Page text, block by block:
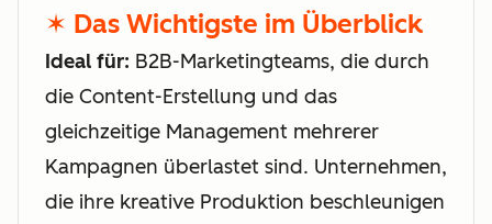
✶ Das Wichtigste im Überblick
Ideal für: B2B-Marketingteams, die durch
die Content-Erstellung und das
gleichzeitige Management mehrerer
Kampagnen überlastet sind. Unternehmen,
die ihre kreative Produktion beschleunigen